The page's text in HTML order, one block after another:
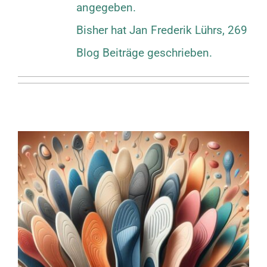
angegeben.
Bisher hat Jan Frederik Lührs, 269
Blog Beiträge geschrieben.
Sensomotorische
Einlagen – Wirkung auf
den Körper